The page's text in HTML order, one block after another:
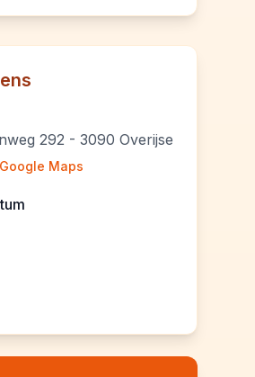
292 - 3090 Overijse
Maps